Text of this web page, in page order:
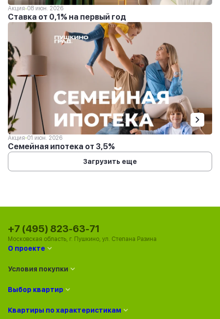
Акция 08 июн. 2026
Ставка от 0,1% на первый год
Акция 01 июн. 2026
Семейная ипотека от 3,5%
Загрузить еще
О проекте
Условия покупки
Выбор квартир
Квартиры по характеристикам
+7 (495) 823-63-71
Московская область, г. Пушкино, ул. Степана Разина